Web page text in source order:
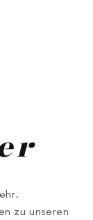
zu unseren